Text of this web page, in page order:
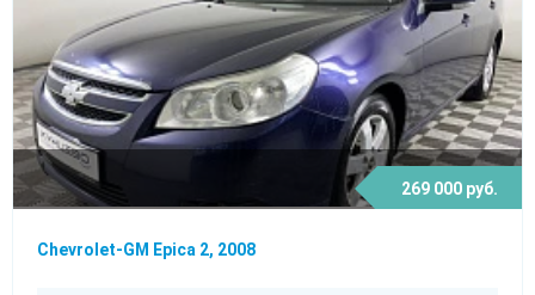
269 000 руб.
Chevrolet-GM Epica 2, 2008